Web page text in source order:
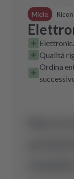
Miele
Qualità
Ordina